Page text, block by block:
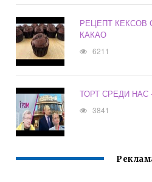
РЕЦЕПТ
КАКАО
6211
ТОРТ СРЕДИ НАС
3841